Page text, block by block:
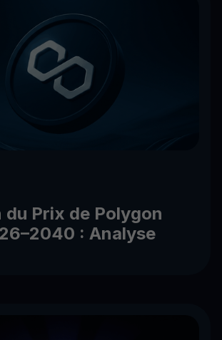
du Prix de Polygon
: Analyse